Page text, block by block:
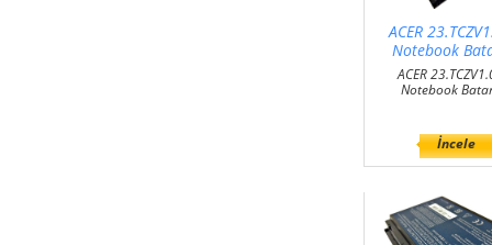
ACER
Notebook
ACER
Notebook
İncele